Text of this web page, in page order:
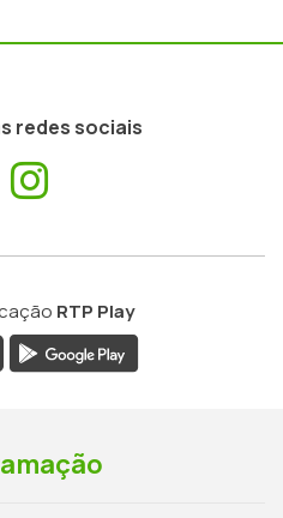
redes sociais
Facebook
RTP Play